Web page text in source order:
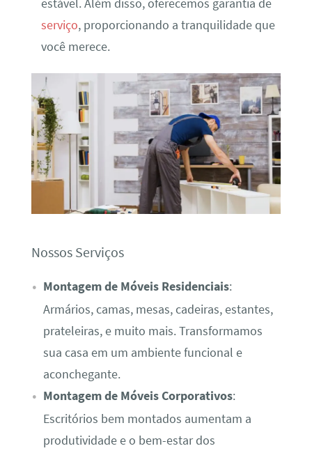
estável. Além disso, oferecemos garantia de
serviço, proporcionando a tranquilidade que
você merece.
Nossos Serviços
Montagem de Móveis Residenciais:
Armários, camas, mesas, cadeiras, estantes,
prateleiras, e muito mais. Transformamos
sua casa em um ambiente funcional e
aconchegante.
Montagem de Móveis Corporativos:
Escritórios bem montados aumentam a
produtividade e o bem-estar dos